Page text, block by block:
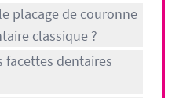
placage de couronne
classique ?
facettes dentaires